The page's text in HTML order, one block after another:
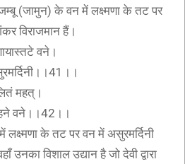
(जामुन) के वन में लक्ष्मणा के तट पर
विराजमान हैं।
वने।
महत्।
वने।।42।।
में लक्ष्मणा के तट पर वन में असुरमर्दिनी
उनका विशाल उद्यान है जो देवी द्वारा